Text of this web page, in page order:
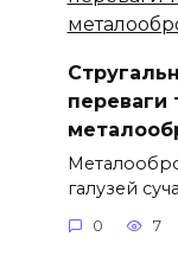
переваги
галузей
0 7